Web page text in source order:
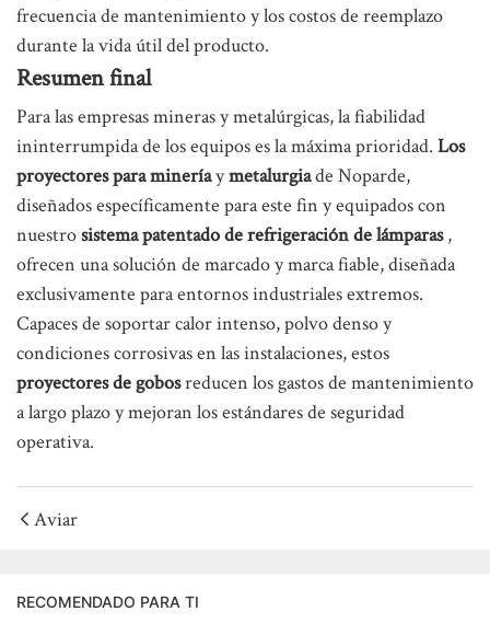
frecuencia de mantenimiento y los costos de reemplazo
durante la vida útil del producto.
Resumen final
Para las empresas mineras y metalúrgicas, la fiabilidad
ininterrumpida de los equipos es la máxima prioridad. Los
proyectores para mineríaymetalurgiade Noparde,
diseñados específicamente para este fin y equipados con
nuestrosistema patentado de refrigeración de lámparas,
ofrecen una solución de marcado y marca fiable, diseñada
exclusivamente para entornos industriales extremos.
Capaces de soportar calor intenso, polvo denso y
condiciones corrosivas en las instalaciones, estos
proyectores de gobosreducen los gastos de mantenimiento
a largo plazo y mejoran los estándares de seguridad
operativa.
Aviar
RECOMENDADO PARA TI